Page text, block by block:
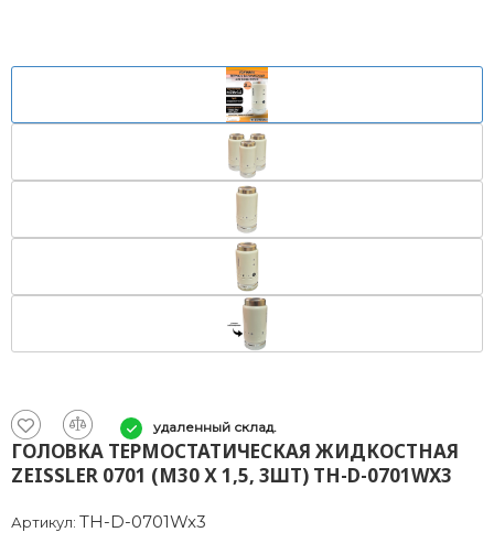
удаленный склад.
ГОЛОВКА ТЕРМОСТАТИЧЕСКАЯ ЖИДКОСТНАЯ
ZEISSLER 0701 (M30 Х 1,5, 3ШТ) TH-D-0701WX3
Артикул: TH-D-0701Wx3